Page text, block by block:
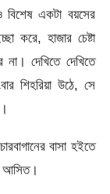
বিশেষ একটা বয়সের
করে, হাজার চেষ্টা
দেখিতে দেখিতে
শিহরিয়া উঠে, সে
বাসা হইতে
আসিত।